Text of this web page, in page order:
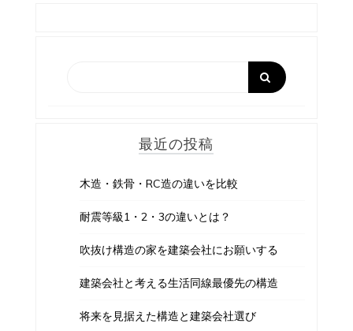
最近の投稿
木造・鉄骨・RC造の違いを比較
耐震等級1・2・3の違いとは？
吹抜け構造の家を建築会社にお願いする
建築会社と考える生活同線最優先の構造
将来を見据えた構造と建築会社選び